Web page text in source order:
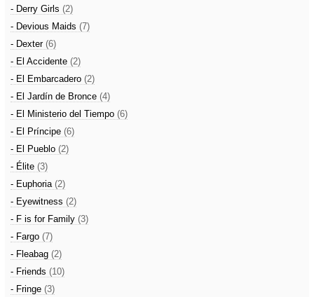
- Derry Girls (2)
- Devious Maids (7)
- Dexter (6)
- El Accidente (2)
- El Embarcadero (2)
- El Jardín de Bronce (4)
- El Ministerio del Tiempo (6)
- El Príncipe (6)
- El Pueblo (2)
- Élite (3)
- Euphoria (2)
- Eyewitness (2)
- F is for Family (3)
- Fargo (7)
- Fleabag (2)
- Friends (10)
- Fringe (3)